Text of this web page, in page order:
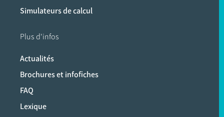
Simulateurs de calcul
Plus d'infos
Actualités
Brochures et infofiches
FAQ
Lexique